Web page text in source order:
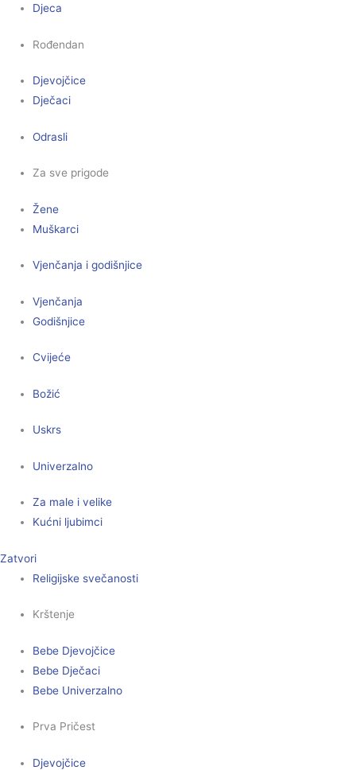
Djeca
Rođendan
Djevojčice
Dječaci
Odrasli
Za sve prigode
Žene
Muškarci
Vjenčanja i godišnjice
Vjenčanja
Godišnjice
Cvijeće
Božić
Uskrs
Univerzalno
Za male i velike
Kućni ljubimci
Zatvori
Religijske svečanosti
Krštenje
Bebe Djevojčice
Bebe Dječaci
Bebe Univerzalno
Prva Pričest
Djevojčice